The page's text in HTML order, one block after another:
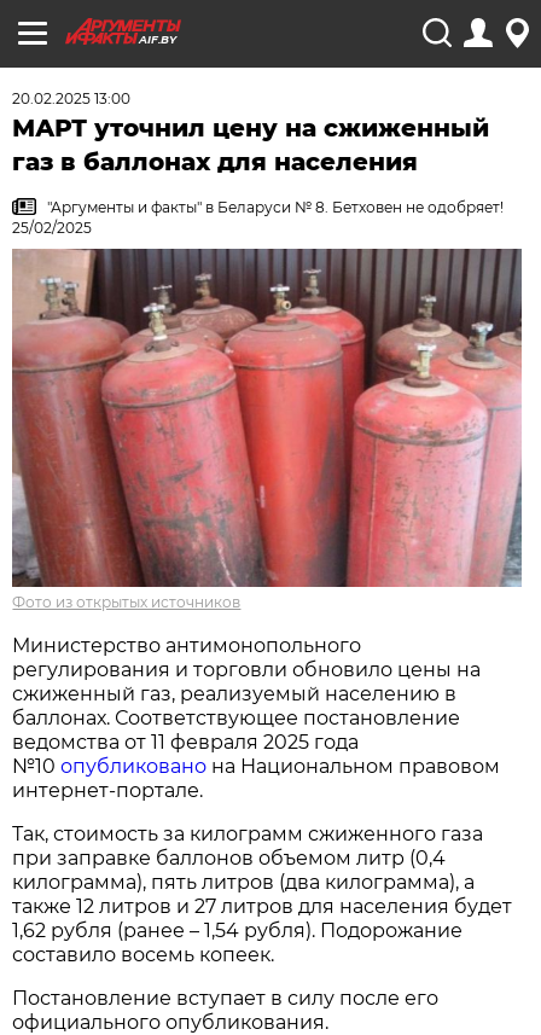
AIF.BY
20.02.2025 13:00
МАРТ уточнил цену на сжиженный
газ в баллонах для населения
"Аргументы и факты" в Беларуси № 8. Бетховен не одобряет!
25/02/2025
Фото из открытых источников
Министерство антимонопольного
регулирования и торговли обновило цены на
сжиженный газ, реализуемый населению в
баллонах. Соответствующее постановление
ведомства от 11 февраля 2025 года
№10опубликовано на Национальном правовом
интернет-портале.
Так, стоимость за килограмм сжиженного газа
при заправке баллонов объемом литр (0,4
килограмма), пять литров (два килограмма), а
также 12 литров и 27 литров для населения будет
1,62 рубля (ранее – 1,54 рубля). Подорожание
составило восемь копеек.
Постановление вступает в силу после его
официального опубликования.